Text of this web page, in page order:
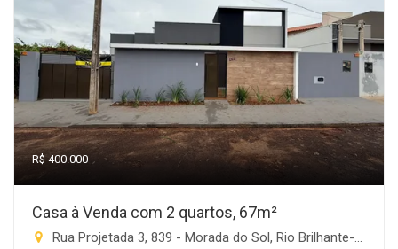
R$ 400.000
Casa à Venda com 2 quartos, 67m²
Rua Projetada 3, 839 - Morada do Sol, Rio Brilhante-MS